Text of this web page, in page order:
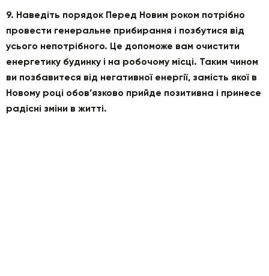
9. Наведіть порядок Перед Новим роком потрібно
провести генеральне прибирання і позбутися від
усього непотрібного. Це допоможе вам очистити
енергетику будинку і на робочому місці. Таким чином
ви позбавитеся від негативної енергії, замість якої в
Новому році обов’язково прийде позитивна і принесе
радісні зміни в житті.